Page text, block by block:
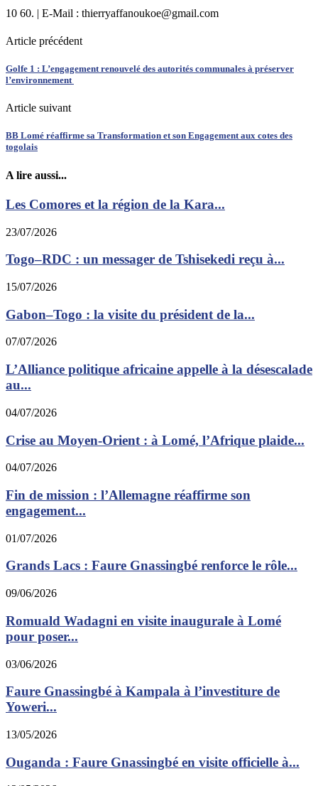
10 60. | E-Mail : thierryaffanoukoe@gmail.com
Article précédent
Golfe 1 : L’engagement renouvelé des autorités communales à préserver
l’environnement
Article suivant
BB Lomé réaffirme sa Transformation et son Engagement aux cotes des
togolais
A lire aussi...
Les Comores et la région de la Kara...
23/07/2026
Togo–RDC : un messager de Tshisekedi reçu à...
15/07/2026
Gabon–Togo : la visite du président de la...
07/07/2026
L’Alliance politique africaine appelle à la désescalade
au...
04/07/2026
Crise au Moyen-Orient : à Lomé, l’Afrique plaide...
04/07/2026
Fin de mission : l’Allemagne réaffirme son
engagement...
01/07/2026
Grands Lacs : Faure Gnassingbé renforce le rôle...
09/06/2026
Romuald Wadagni en visite inaugurale à Lomé
pour poser...
03/06/2026
Faure Gnassingbé à Kampala à l’investiture de
Yoweri...
13/05/2026
Ouganda : Faure Gnassingbé en visite officielle à...